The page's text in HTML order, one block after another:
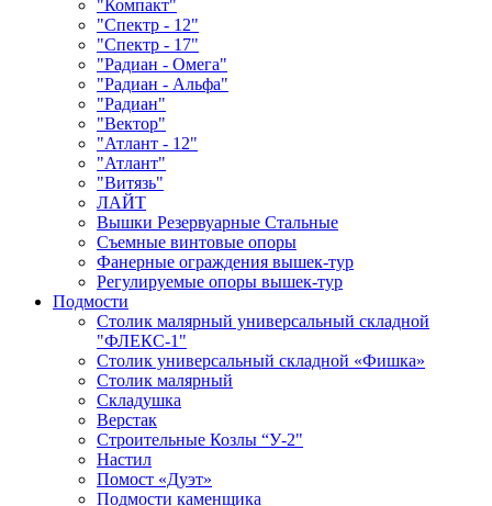
"Компакт"
"Спектр - 12"
"Спектр - 17"
"Радиан - Омега"
"Радиан - Альфа"
"Радиан"
"Вектор"
"Атлант - 12"
"Атлант"
"Витязь"
ЛАЙТ
Вышки Резервуарные Стальные
Съемные винтовые опоры
Фанерные ограждения вышек-тур
Регулируемые опоры вышек-тур
Подмости
Столик малярный универсальный складной
"ФЛЕКС-1"
Столик универсальный складной «Фишка»
Столик малярный
Складушка
Верстак
Строительные Козлы “У-2"
Настил
Помост «Дуэт»
Подмости каменщика